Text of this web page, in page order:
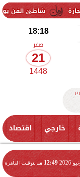
يواصل فعالياته
18:18
صفر
21
1448
خارجي اقتصاد
12:49 مـ بتوقيت القاهرة